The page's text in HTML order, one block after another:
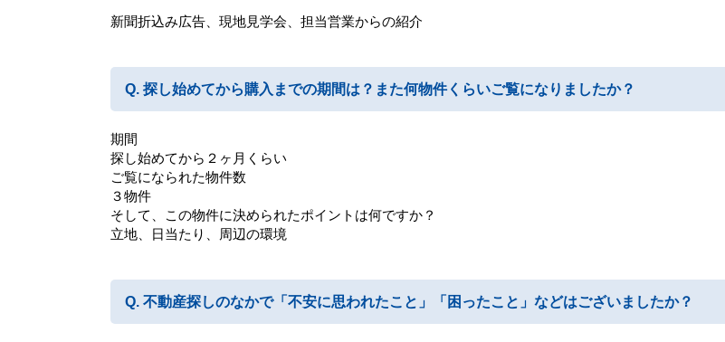
新聞折込み広告、現地見学会、担当営業からの紹介
探し始めてから購入までの期間は？また何物件くらいご覧になりましたか？
期間
探し始めてから２ヶ月くらい
ご覧になられた物件数
３物件
そして、この物件に決められたポイントは何ですか？
立地、日当たり、周辺の環境
不動産探しのなかで「不安に思われたこと」「困ったこと」などはございましたか？